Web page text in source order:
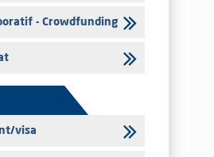
du marché des
- Crowdfunding
visa